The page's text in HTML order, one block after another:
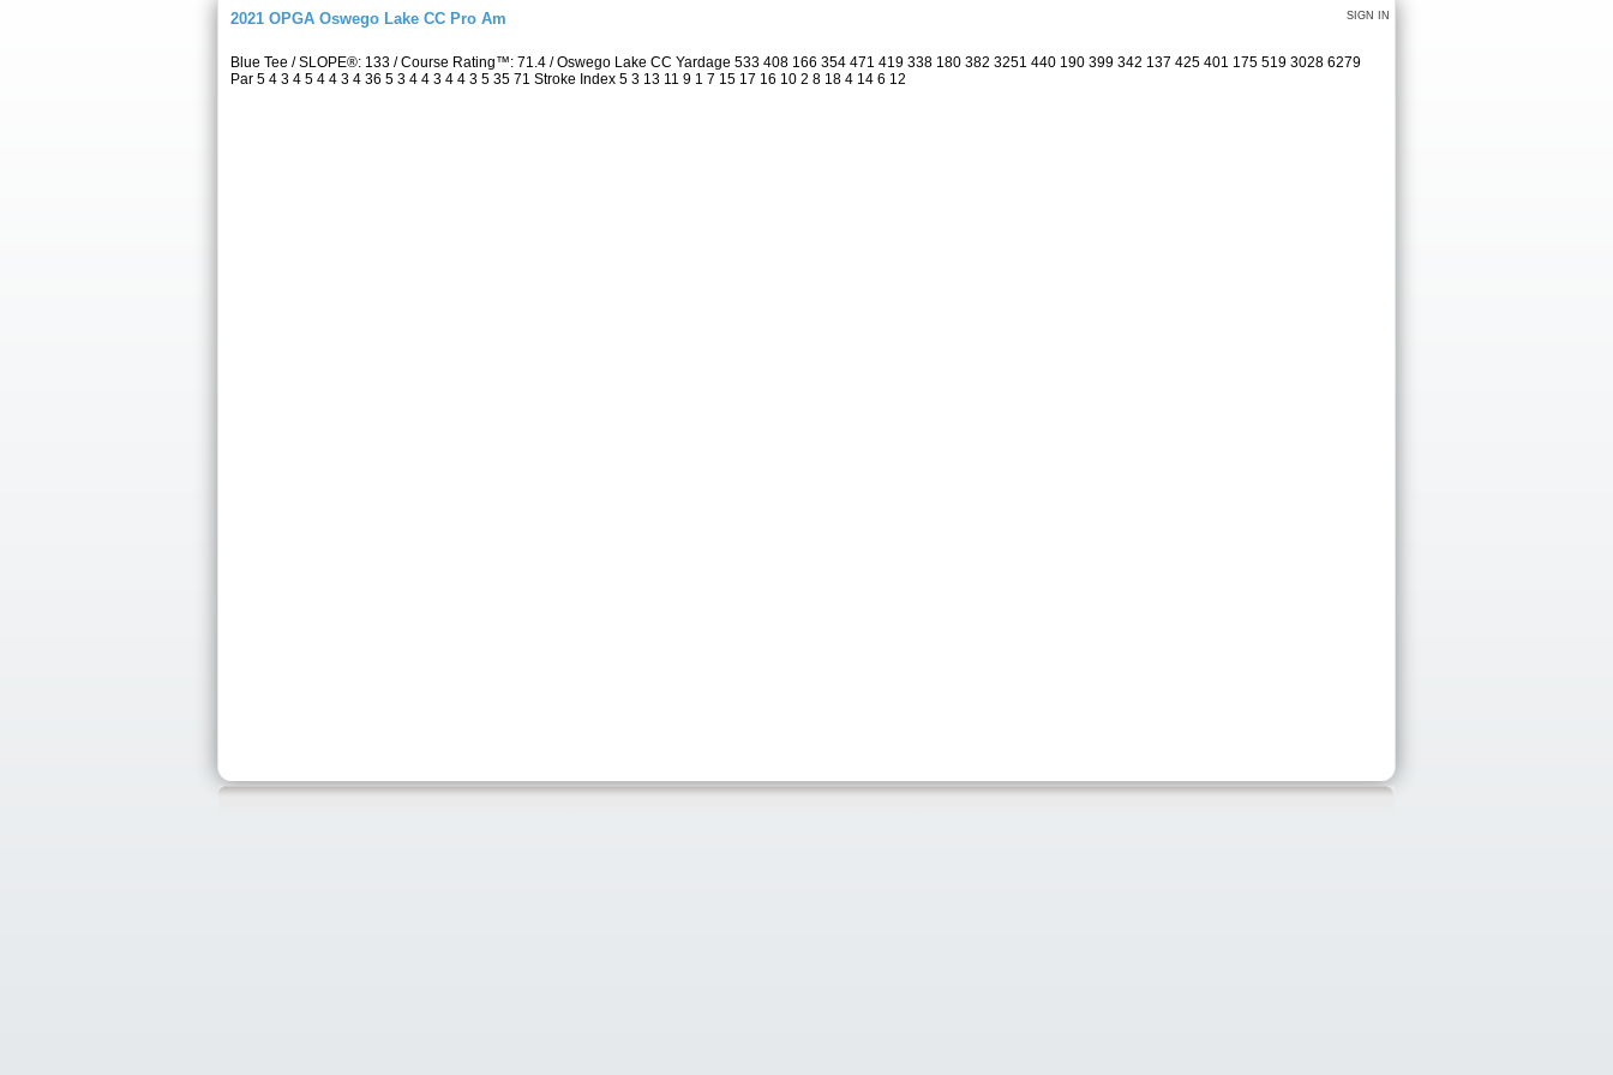
SIGN IN
2021 OPGA Oswego Lake CC Pro Am
Blue Tee / SLOPE®: 133 / Course Rating™: 71.4 / Oswego Lake CC Yardage 533 408 166 354 471 419 338 180 382 3251 440 190 399 342 137 425 401 175 519 3028 6279
Par 5 4 3 4 5 4 4 3 4 36 5 3 4 4 3 4 4 3 5 35 71 Stroke Index 5 3 13 11 9 1 7 15 17 16 10 2 8 18 4 14 6 12